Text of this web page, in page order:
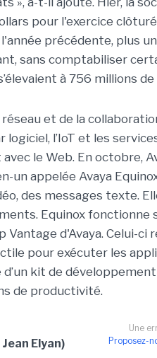
pour l'exercice
précédente, plus
sans comptabiliser
à 756 millions de
et de la
l’IoT et les
le Web. En octobre,
appelée Avaya
des messages texte.
Equinox fonctionne
d'Avaya. Celui-ci
pour exécuter les
kit de
de productivité.
Une
Proposez-
Elyan)